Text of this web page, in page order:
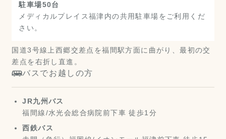
駐車場50台
メディカルプレイス福津内の共用駐車場をご利用くだ
さい。
国道3号線上西郷交差点を福間駅方面に曲がり、最初の交
差点を右折し直進。
バスでお越しの方
JR九州バス
福間線/水光会総合病院前下車 徒歩1分
西鉄バス